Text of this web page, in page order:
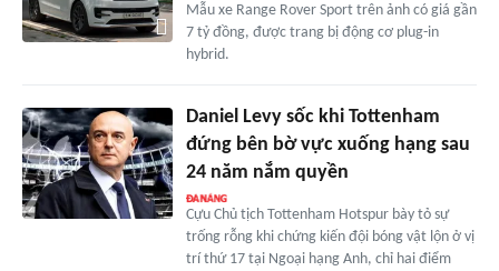
Mẫu xe Range Rover Sport trên ảnh có giá gần
7 tỷ đồng, được trang bị động cơ plug-in
hybrid.
Daniel Levy sốc khi Tottenham
đứng bên bờ vực xuống hạng sau
24 năm nắm quyền
Cựu Chủ tịch Tottenham Hotspur bày tỏ sự
trống rỗng khi chứng kiến đội bóng vật lộn ở vị
trí thứ 17 tại Ngoại hạng Anh, chỉ hai điểm